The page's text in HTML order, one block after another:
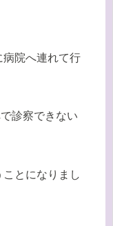
院へ連れて行
診察できない
とになりまし